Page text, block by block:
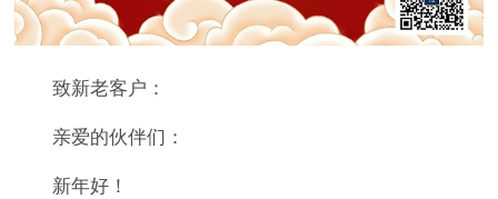
致新老客户：
亲爱的伙伴们：
新年好！